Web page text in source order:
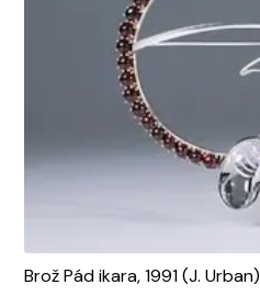
Brož Pád ikara, 1991 (J. Urban)